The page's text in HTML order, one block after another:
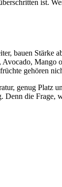
ist.
bauen
gehören
genug
die